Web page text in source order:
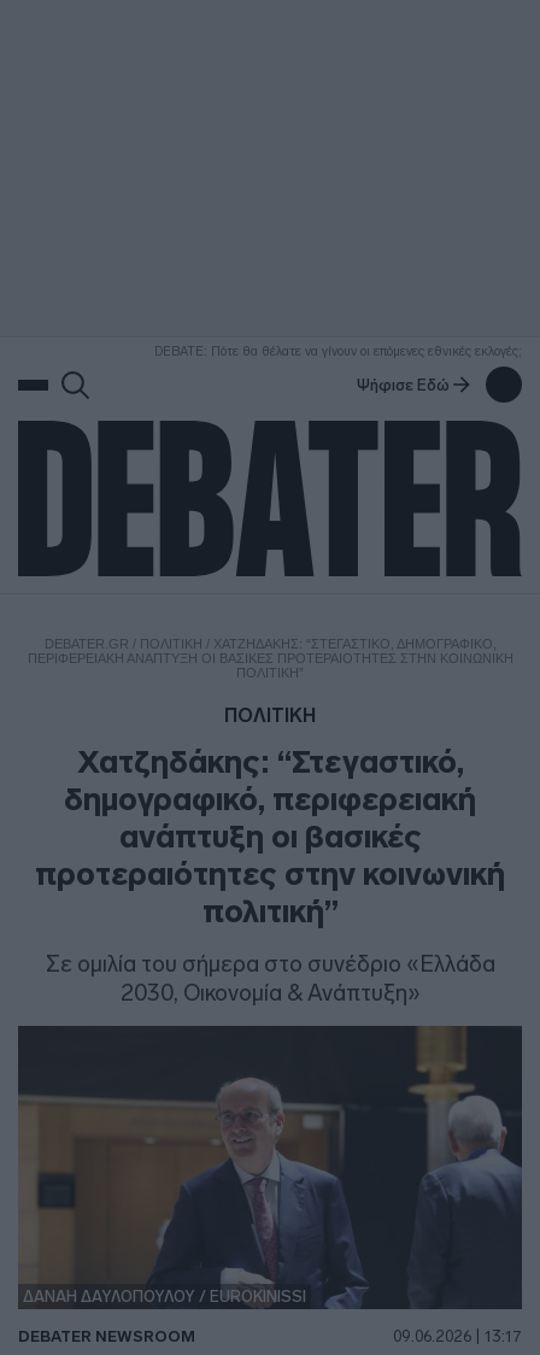
DEBATE: Πότε θα θέλατε να γίνουν οι επόμενες εθνικές εκλογές;
Ψήφισε Εδώ
DEBATER.GR / ΠΟΛΙΤΙΚΗ / ΧΑΤΖΗΔΆΚΗΣ: “ΣΤΕΓΑΣΤΙΚΌ, ΔΗΜΟΓΡΑΦΙΚΌ,
ΠΕΡΙΦΕΡΕΙΑΚΉ ΑΝΆΠΤΥΞΗ ΟΙ ΒΑΣΙΚΈΣ ΠΡΟΤΕΡΑΙΌΤΗΤΕΣ ΣΤΗΝ ΚΟΙΝΩΝΙΚΉ
ΠΟΛΙΤΙΚΉ”
ΠΟΛΙΤΙΚΗ
Χατζηδάκης: “Στεγαστικό,
δημογραφικό, περιφερειακή
ανάπτυξη οι βασικές
προτεραιότητες στην κοινωνική
πολιτική”
Σε ομιλία του σήμερα στο συνέδριο «Ελλάδα
2030, Οικονομία & Ανάπτυξη»
ΔΑΝΑΗ ΔΑΥΛΟΠΟΥΛΟΥ / EUROKINISSI
DEBATER NEWSROOM 09.06.2026 | 13:17